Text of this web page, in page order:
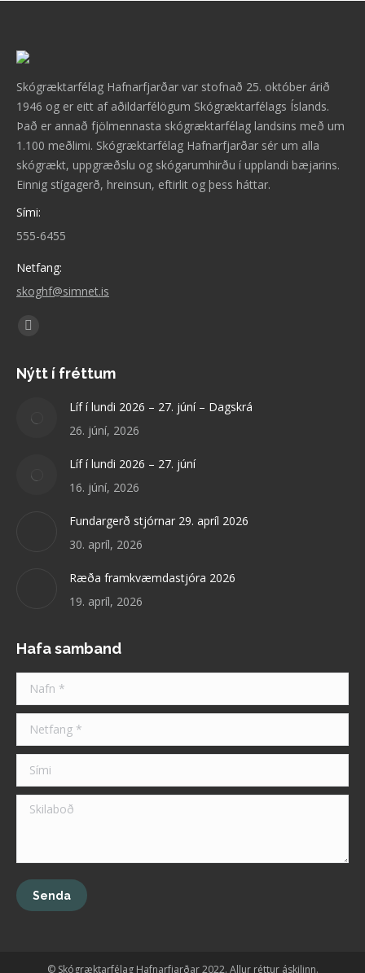
Skógræktarfélag Hafnarfjarðar var stofnað 25. október árið
1946 og er eitt af aðildarfélögum Skógræktarfélags Íslands.
Það er annað fjölmennasta skógræktarfélag landsins með um
1.100 meðlimi. Skógræktarfélag Hafnarfjarðar sér um alla
skógrækt, uppgræðslu og skógarumhirðu í upplandi bæjarins.
Einnig stígagerð, hreinsun, eftirlit og þess háttar.
Sími:
555-6455
Netfang:
skoghf@simnet.is
Find us on:
Facebook
opens
new
Nýtt í fréttum
Líf í lundi 2026 – 27. júní – Dagskrá
26. júní, 2026
Líf í lundi 2026 – 27. júní
16. júní, 2026
Fundargerð stjórnar 29. apríl 2026
30. apríl, 2026
Ræða framkvæmdastjóra 2026
19. apríl, 2026
Hafa samband
Nafn *
Netfang *
Sími
Skilaboð
Senda
© Skógræktarfélag Hafnarfjarðar 2022. Allur réttur áskilinn.